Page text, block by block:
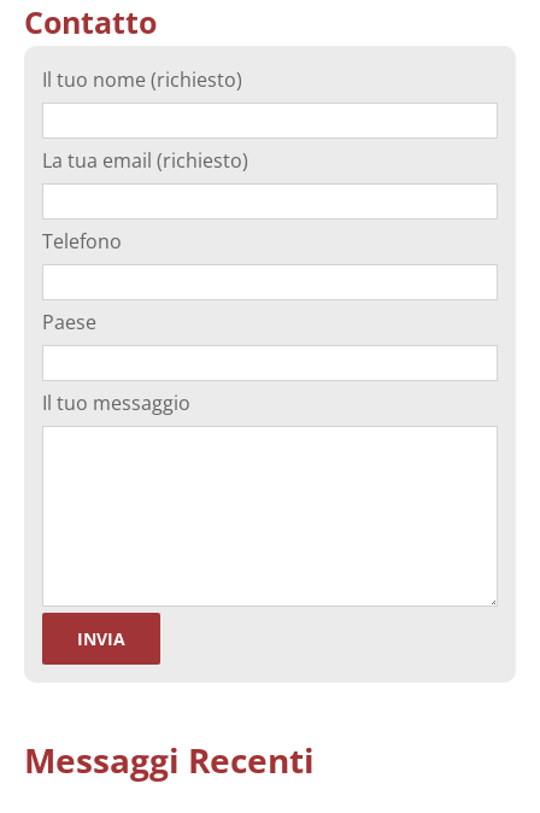
Contatto
Il tuo nome (richiesto)
La tua email (richiesto)
Telefono
Paese
Il tuo messaggio
Messaggi Recenti